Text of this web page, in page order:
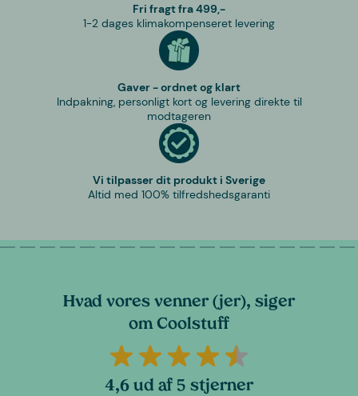
Fri fragt fra 499,-
1-2 dages klimakompenseret levering
Gaver - ordnet og klart
Indpakning, personligt kort og levering direkte til
modtageren
Vi tilpasser dit produkt i Sverige
Altid med 100% tilfredshedsgaranti
Hvad vores venner (jer), siger
om Coolstuff
4,6 ud af 5 stjerner